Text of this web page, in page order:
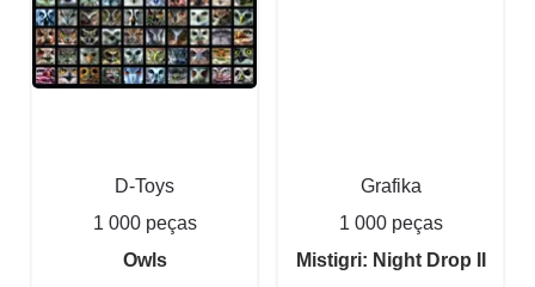
D-Toys
1 000 peças
Owls
Grafika
1 000 peças
Mistigri: Night Drop II